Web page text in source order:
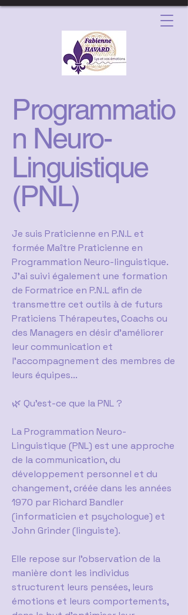
Programmatio
n Neuro-
Linguistique
(PNL)
Je suis Praticienne en P.N.L et
formée Maître Praticienne en
Programmation Neuro-linguistique.
J'ai suivi également une formation
de Formatrice en P.N.L afin de
transmettre cet outils à de futurs
Praticiens Thérapeutes, Coachs ou
des Managers en désir d'améliorer
leur communication et
l'accompagnement des membres de
leurs équipes...
🌿 Qu'est-ce que la PNL ?
La Programmation Neuro-
Linguistique (PNL) est une approche
de la communication, du
développement personnel et du
changement, créée dans les années
1970 par Richard Bandler
(informaticien et psychologue) et
John Grinder (linguiste).
Elle repose sur l’observation de la
manière dont les individus
structurent leurs pensées, leurs
émotions et leurs comportements,